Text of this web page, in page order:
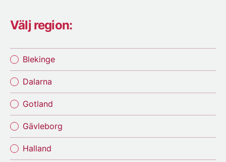
Välj region:
Blekinge
Dalarna
Gotland
Gävleborg
Halland